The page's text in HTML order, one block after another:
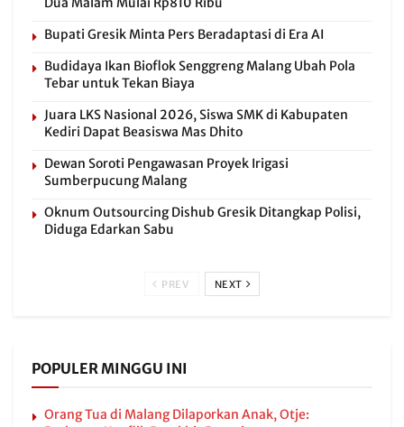
Bupati Gresik Minta Pers Beradaptasi di Era AI
Budidaya Ikan Bioflok Senggreng Malang Ubah Pola
Tebar untuk Tekan Biaya
Juara LKS Nasional 2026, Siswa SMK di Kabupaten
Kediri Dapat Beasiswa Mas Dhito
Dewan Soroti Pengawasan Proyek Irigasi
Sumberpucung Malang
Oknum Outsourcing Dishub Gresik Ditangkap Polisi,
Diduga Edarkan Sabu
PREV NEXT
POPULER MINGGU INI
Orang Tua di Malang Dilaporkan Anak, Otje: